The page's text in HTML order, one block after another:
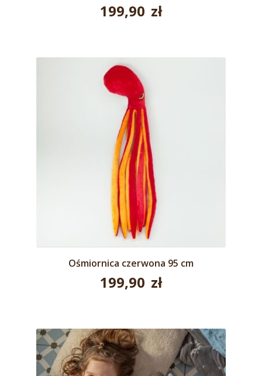
199,90 zł
Ośmiornica czerwona 95 cm
199,90 zł